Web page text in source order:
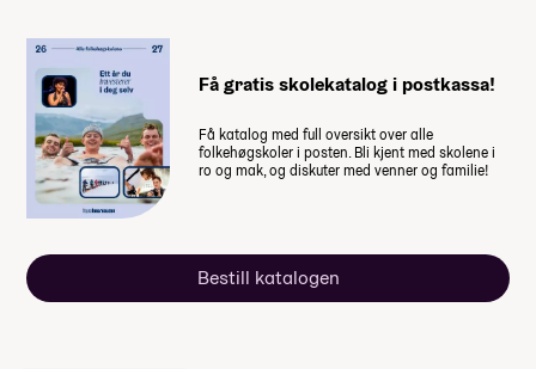
Måltider pr dag inkludert: 4
Studietur:
Inkl. i prisen
Surfing på Jæren, frivillig
studietur
Lån og stipend
Få gratis skolekatalog i postkassa!
Få katalog med full oversikt over alle
folkehøgskoler i posten. Bli kjent med skolene i
ro og mak, og diskuter med venner og familie!
Bestill katalogen